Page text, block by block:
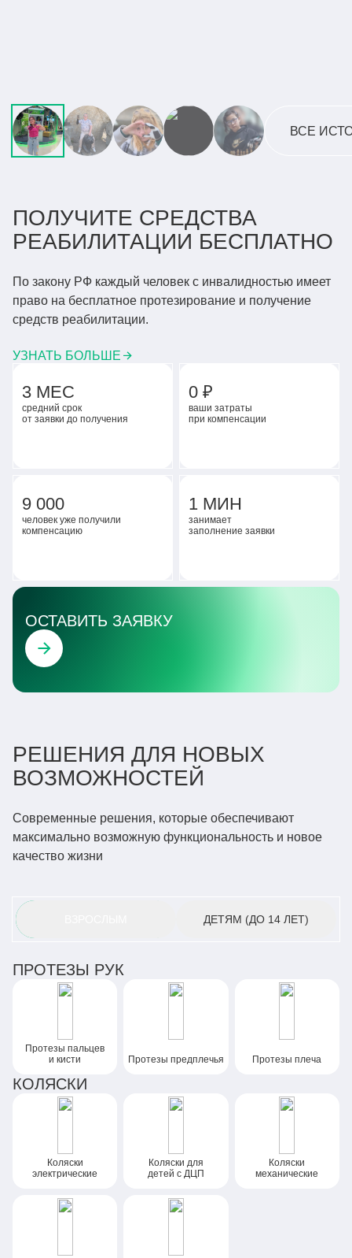
ВСЕ
ПОЛУЧИТЕ СРЕДСТВА
РЕАБИЛИТАЦИИ БЕСПЛАТНО
По закону РФ каждый человек с инвалидностью имеет
право на бесплатное протезирование и получение
средств реабилитации.
УЗНАТЬ БОЛЬШЕ
3 МЕС
средний срок
от заявки до получения
0 ₽
ваши затраты
при компенсации
9 000
человек уже получили
компенсацию
1 МИН
занимает
заполнение заявки
ОСТАВИТЬ ЗАЯВКУ
РЕШЕНИЯ ДЛЯ НОВЫХ
ВОЗМОЖНОСТЕЙ
Современные решения, которые обеспечивают
максимально возможную функциональность и новое
качество жизни
ДЕТЯМ (ДО 14 ЛЕТ)
ПРОТЕЗЫ РУК
Протезы пальцев
и кисти
Протезы предплечья Протезы плеча
КОЛЯСКИ
Коляски
электрические
Коляски для
детей с ДЦП
Коляски
механические